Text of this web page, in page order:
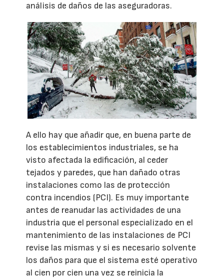
análisis de daños de las aseguradoras.
A ello hay que añadir que, en buena parte de
los establecimientos industriales, se ha
visto afectada la edificación, al ceder
tejados y paredes, que han dañado otras
instalaciones como las de protección
contra incendios (PCI). Es muy importante
antes de reanudar las actividades de una
industria que el personal especializado en el
mantenimiento de las instalaciones de PCI
revise las mismas y si es necesario solvente
los daños para que el sistema esté operativo
al cien por cien una vez se reinicia la